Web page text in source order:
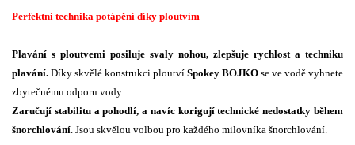
Perfektní technika potápění díky ploutvím
Plavání s ploutvemi posiluje svaly nohou, zlepšuje rychlost a techniku
plavání. Díky skvělé konstrukci ploutví Spokey BOJKO se ve vodě vyhnete
zbytečnému odporu vody.
Zaručují stabilitu a pohodlí, a navíc korigují technické nedostatky během
šnorchlování . Jsou skvělou volbou pro každého milovníka šnorchlování.